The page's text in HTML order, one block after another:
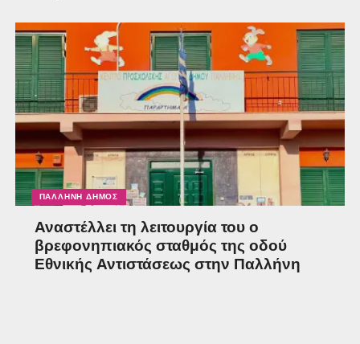
ΠΑΛΛΉΝΗ ΔΉΜΟΣ
Αναστέλλει τη λειτουργία του ο
βρεφονηπιακός σταθμός της οδού
Εθνικής Αντιστάσεως στην Παλλήνη